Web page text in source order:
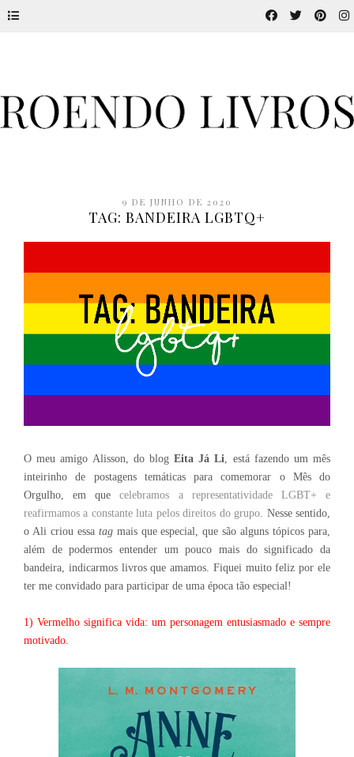
9 DE JUNHO DE 2020
TAG: BANDEIRA LGBTQ+
O meu amigo Alisson, do blogEita Já Li, está fazendo um mês
inteirinho de postagens temáticas para comemorar o Mês do
Orgulho, em quecelebramos a representatividade LGBT+ e
reafirmamos a constante luta pelos direitos do grupo. Nesse sentido,
o Ali criou essa tagmais que especial, que são alguns tópicos para,
além de podermos entender um pouco mais do significado da
bandeira, indicarmos livros que amamos. Fiquei muito feliz por ele
ter me convidado para participar de uma época tão especial!
1) Vermelho significa vida: um personagem entusiasmado e sempre
motivado.